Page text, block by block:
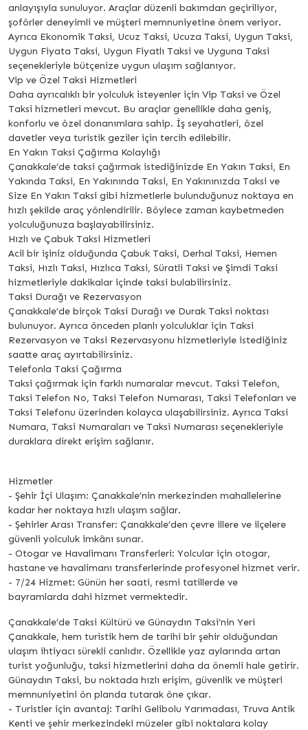
anlayışıyla sunuluyor. Araçlar düzenli bakımdan geçiriliyor,
şoförler deneyimli ve müşteri memnuniyetine önem veriyor.
Ayrıca Ekonomik Taksi, Ucuz Taksi, Ucuza Taksi, Uygun Taksi,
Uygun Fiyata Taksi, Uygun Fiyatlı Taksi ve Uyguna Taksi
seçenekleriyle bütçenize uygun ulaşım sağlanıyor.
Vip ve Özel Taksi Hizmetleri
Daha ayrıcalıklı bir yolculuk isteyenler için Vip Taksi ve Özel
Taksi hizmetleri mevcut. Bu araçlar genellikle daha geniş,
konforlu ve özel donanımlara sahip. İş seyahatleri, özel
davetler veya turistik geziler için tercih edilebilir.
En Yakın Taksi Çağırma Kolaylığı
Çanakkale’de taksi çağırmak istediğinizde En Yakın Taksi, En
Yakında Taksi, En Yakınında Taksi, En Yakınınızda Taksi ve
Size En Yakın Taksi gibi hizmetlerle bulunduğunuz noktaya en
hızlı şekilde araç yönlendirilir. Böylece zaman kaybetmeden
yolculuğunuza başlayabilirsiniz.
Hızlı ve Çabuk Taksi Hizmetleri
Acil bir işiniz olduğunda Çabuk Taksi, Derhal Taksi, Hemen
Taksi, Hızlı Taksi, Hızlıca Taksi, Süratli Taksi ve Şimdi Taksi
hizmetleriyle dakikalar içinde taksi bulabilirsiniz.
Taksi Durağı ve Rezervasyon
Çanakkale’de birçok Taksi Durağı ve Durak Taksi noktası
bulunuyor. Ayrıca önceden planlı yolculuklar için Taksi
Rezervasyon ve Taksi Rezervasyonu hizmetleriyle istediğiniz
saatte araç ayırtabilirsiniz.
Telefonla Taksi Çağırma
Taksi çağırmak için farklı numaralar mevcut. Taksi Telefon,
Taksi Telefon No, Taksi Telefon Numarası, Taksi Telefonları ve
Taksi Telefonu üzerinden kolayca ulaşabilirsiniz. Ayrıca Taksi
Numara, Taksi Numaraları ve Taksi Numarası seçenekleriyle
duraklara direkt erişim sağlanır.
Hizmetler
- Şehir İçi Ulaşım: Çanakkale’nin merkezinden mahallelerine
kadar her noktaya hızlı ulaşım sağlar.
- Şehirler Arası Transfer: Çanakkale’den çevre illere ve ilçelere
güvenli yolculuk imkânı sunar.
- Otogar ve Havalimanı Transferleri: Yolcular için otogar,
hastane ve havalimanı transferlerinde profesyonel hizmet verir.
- 7/24 Hizmet: Günün her saati, resmi tatillerde ve
bayramlarda dahi hizmet vermektedir.
Çanakkale’de Taksi Kültürü ve Günaydın Taksi’nin Yeri
Çanakkale, hem turistik hem de tarihi bir şehir olduğundan
ulaşım ihtiyacı sürekli canlıdır. Özellikle yaz aylarında artan
turist yoğunluğu, taksi hizmetlerini daha da önemli hale getirir.
Günaydın Taksi, bu noktada hızlı erişim, güvenlik ve müşteri
memnuniyetini ön planda tutarak öne çıkar.
- Turistler için avantaj: Tarihi Gelibolu Yarımadası, Truva Antik
Kenti ve şehir merkezindeki müzeler gibi noktalara kolay